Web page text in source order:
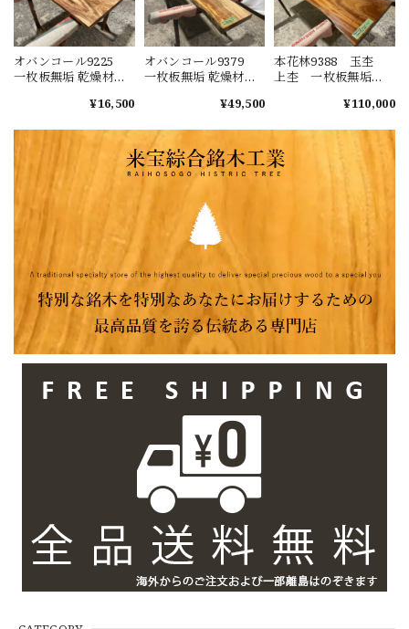
オバンコール9225
一枚板無垢 乾燥材
カウンター テー
¥16,500
オバンコール9379
一枚板無垢 乾燥材
55mm カウンター
ダイニングテーブル
¥49,500
本花林9388 玉杢
上杢 一枚板無垢
550x50mm ダイニン
ーブル 天板 花梨
¥110,000